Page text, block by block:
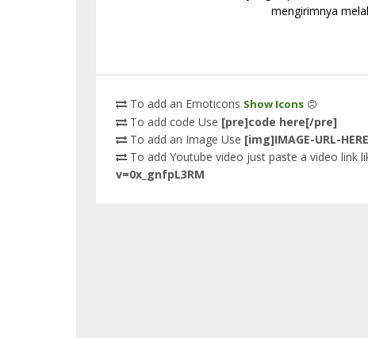
mengirimnya
To add an Emoticons Show Icons
To add code Use [pre]code here[/pre]
To add an Image Use [img]IMAGE-URL-
To add Youtube video just paste a video link
v=0x_gnfpL3RM